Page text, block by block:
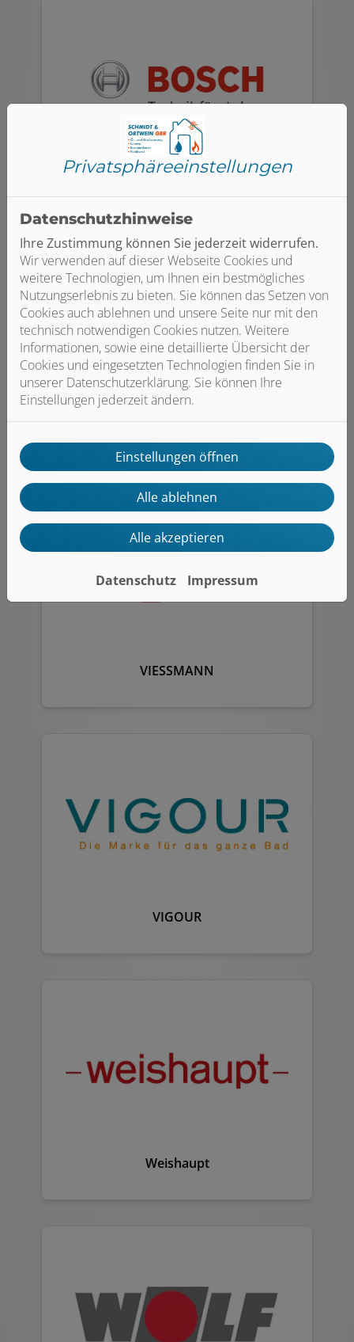
JUNKERS BOSCH
RESOPAL
VIESSMANN
VIGOUR
Weishaupt
Privatsphäre­einstellungen
Datenschutzhinweise
Ihre Zustimmung können Sie jederzeit widerrufen.
Wir verwenden auf dieser Webseite Cookies und
weitere Technologien, um Ihnen ein bestmögliches
Nutzungserlebnis zu bieten. Sie können das Setzen von
Cookies auch ablehnen und unsere Seite nur mit den
technisch notwendigen Cookies nutzen. Weitere
Informationen, sowie eine detaillierte Übersicht der
Cookies und eingesetzten Technologien finden Sie in
unserer Datenschutzerklärung. Sie können Ihre
Einstellungen jederzeit ändern.
Einstellungen öffnen
Alle ablehnen
Alle akzeptieren
Datenschutz Impressum